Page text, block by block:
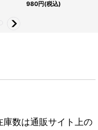
ー》
980円(税込)
数は通販サイト上の